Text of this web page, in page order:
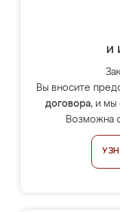
и
Вы вносите
договора, и мы
Возможна